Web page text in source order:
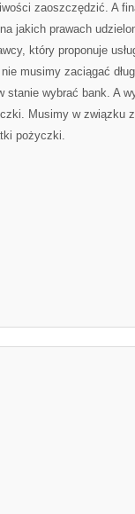
zaoszczędzić. A
jakich prawach
który proponuje
musimy zaciągać
wybrać bank. A
Musimy w związku
pożyczki.